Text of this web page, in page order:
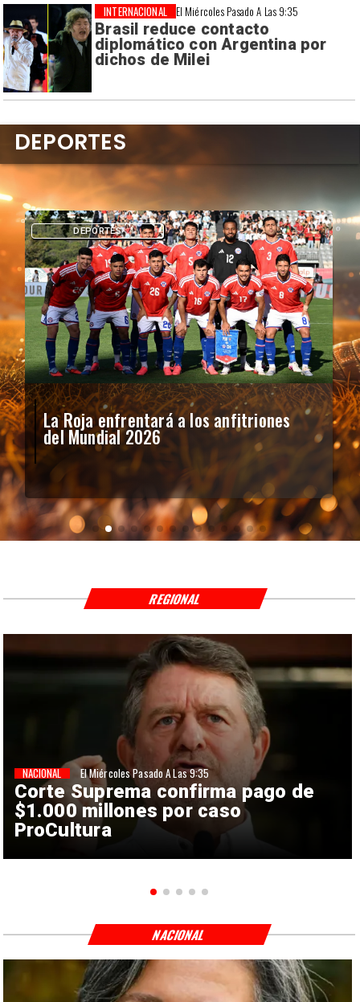
El Miércoles Pasado A Las 9:35
Brasil reduce contacto
diplomático con Argentina por
dichos de Milei
INTERNACIONAL
La Roja enfrentará a los anfitriones
del Mundial 2026
DEPORTES
DEPORTES
Corte Suprema confirma pago de
$1.000 millones por caso
ProCultura
NACIONAL El Miércoles Pasado A Las 9:35
REGIONAL
NACIONAL